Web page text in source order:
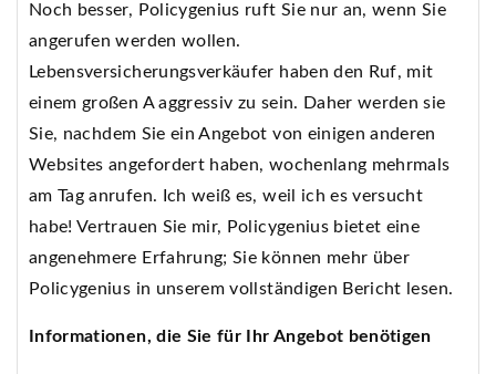
Noch besser, Policygenius ruft Sie nur an, wenn Sie
angerufen werden wollen.
Lebensversicherungsverkäufer haben den Ruf, mit
einem großen A aggressiv zu sein. Daher werden sie
Sie, nachdem Sie ein Angebot von einigen anderen
Websites angefordert haben, wochenlang mehrmals
am Tag anrufen. Ich weiß es, weil ich es versucht
habe! Vertrauen Sie mir, Policygenius bietet eine
angenehmere Erfahrung; Sie können mehr über
Policygenius in unserem vollständigen Bericht lesen.
Informationen, die Sie für Ihr Angebot benötigen